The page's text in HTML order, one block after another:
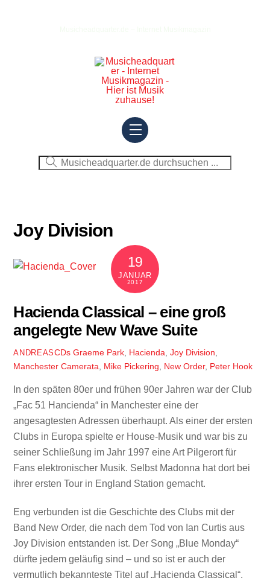
Menu
Joy Division
19
JANUAR
2017
Hacienda Classical – eine groß
angelegte New Wave Suite
ANDREASCDs Graeme Park, Hacienda Joy Division
Manchester Camerata
Mike Pickering New Order, Peter Hook
In den späten 80er und frühen 90er Jahren war der Club
„Fac 51 Hancienda“ in Manchester eine der
angesagtesten Adressen überhaupt. Als einer der ersten
Clubs in Europa spielte er House-Musik und war bis zu
seiner Schließung im Jahr 1997 eine Art Pilgerort für
Fans elektronischer Musik. Selbst Madonna hat dort bei
ihrer ersten Tour in England Station gemacht.
Eng verbunden ist die Geschichte des Clubs mit der
Band New Order, die nach dem Tod von Ian Curtis aus
Joy Division entstanden ist. Der Song „Blue Monday“
dürfte jedem geläufig sind – und so ist er auch der
vermutlich bekannteste Titel auf „Hacienda Classical“,